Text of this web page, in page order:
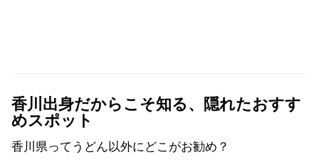
香川出身だからこそ知る、隠れたおすす
めスポット
香川県ってうどん以外にどこがお勧め？